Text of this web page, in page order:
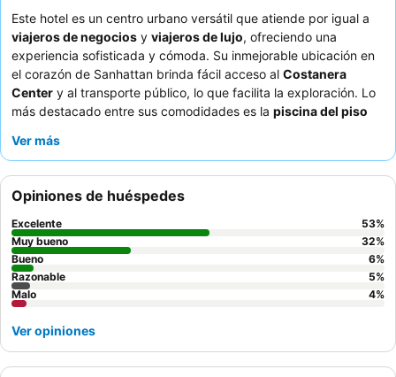
Este hotel es un centro urbano versátil que atiende por igual a
viajeros de negocios y viajeros de lujo, ofreciendo una
experiencia sofisticada y cómoda. Su inmejorable ubicación en
el corazón de Sanhattan brinda fácil acceso al Costanera
Center y al transporte público, lo que facilita la exploración. Lo
más destacado entre sus comodidades es la piscina del piso
Los huéspedes elogian constantemente la calidez y atención del
amplia variedad y calidad. Para una estancia mejorada,
considere la posibilidad de ascender a una habitación con
acceso al Club Lounge
exclusivos.
Ver más
Opiniones de huéspedes
Excelente 53%
Muy bueno
32%
Bueno
6%
Razonable
5%
Malo
4%
Ver opiniones